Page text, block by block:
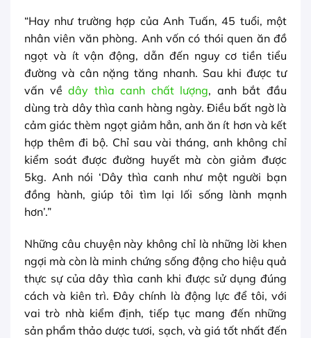
“Hay như trường hợp của Anh Tuấn, 45 tuổi, một
nhân viên văn phòng. Anh vốn có thói quen ăn đồ
ngọt và ít vận động, dẫn đến nguy cơ tiền tiểu
đường và cân nặng tăng nhanh. Sau khi được tư
vấn vềdây thìa canh chất lượng, anh bắt đầu
dùng trà dây thìa canh hàng ngày. Điều bất ngờ là
cảm giác thèm ngọt giảm hẳn, anh ăn ít hơn và kết
hợp thêm đi bộ. Chỉ sau vài tháng, anh không chỉ
kiểm soát được đường huyết mà còn giảm được
5kg. Anh nói ‘Dây thìa canh như một người bạn
đồng hành, giúp tôi tìm lại lối sống lành mạnh
hơn’.”
Những câu chuyện này không chỉ là những lời khen
ngợi mà còn là minh chứng sống động cho hiệu quả
thực sự của dây thìa canh khi được sử dụng đúng
cách và kiên trì. Đây chính là động lực để tôi, với
vai trò nhà kiểm định, tiếp tục mang đến những
sản phẩm thảo dược tươi, sạch, và giá tốt nhất đến